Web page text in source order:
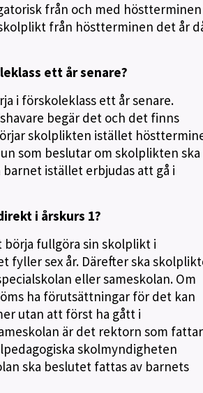
från och med höstterminen
från höstterminen det år
ett år senare?
i förskoleklass ett år senare.
begär det och det finns
skolplikten istället
som beslutar om skolplikten ska
istället erbjudas att gå i
i årskurs 1?
börja fullgöra sin skolplikt i
fyller sex år. Därefter ska
eller sameskolan. Om
ha förutsättningar för det kan
utan att först ha gått i
är det rektorn som fattar
skolmyndigheten
ska beslutet fattas av barnets